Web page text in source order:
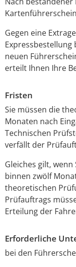
Gegen eine
Expressbestellung
neuen
erteilt Ihnen Ihre
Fristen
Sie müssen die
Monaten nach
Technischen
verfällt der
Gleiches gilt,
binnen zwölf
theoretischen
Prüfauftrags
Erteilung der
Erforderliche
bei den